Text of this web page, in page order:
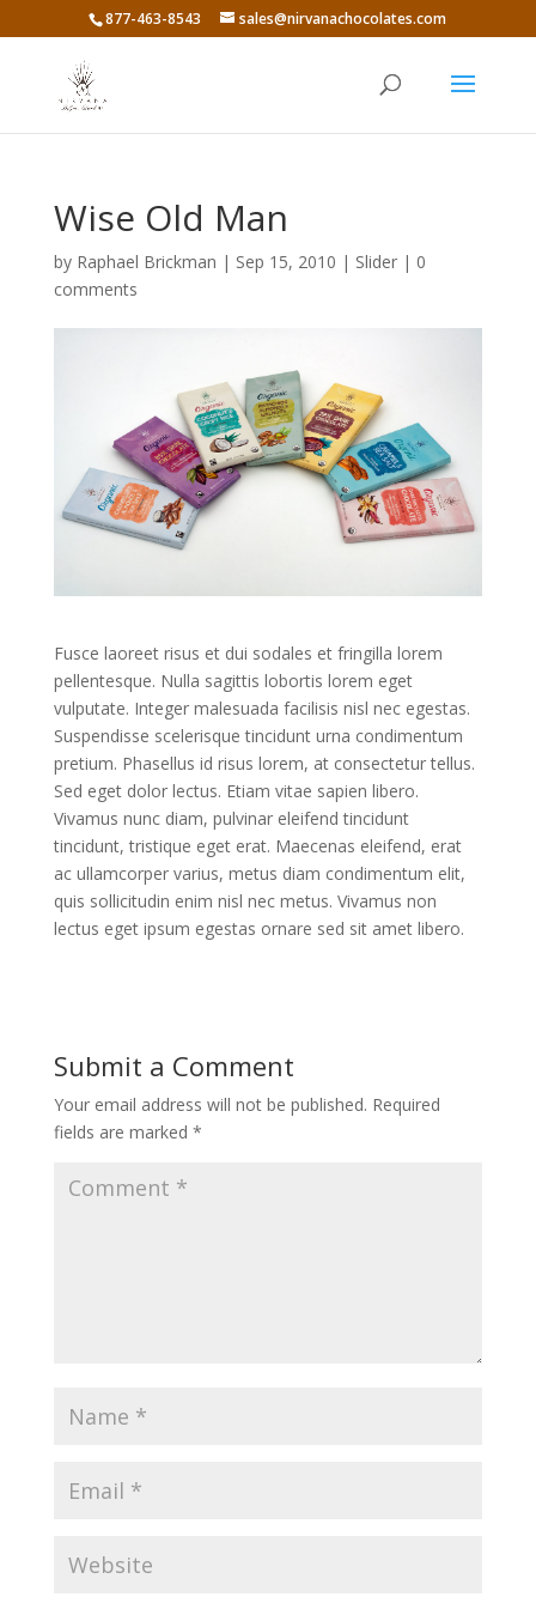
877-463-8543 sales@nirvanachocolates.com
Wise Old Man
by Raphael Brickman | Sep 15, 2010 | Slider| 0
comments
Fusce laoreet risus et dui sodales et fringilla lorem
pellentesque. Nulla sagittis lobortis lorem eget
vulputate. Integer malesuada facilisis nisl nec egestas.
Suspendisse scelerisque tincidunt urna condimentum
pretium. Phasellus id risus lorem, at consectetur tellus.
Sed eget dolor lectus. Etiam vitae sapien libero.
Vivamus nunc diam, pulvinar eleifend tincidunt
tincidunt, tristique eget erat. Maecenas eleifend, erat
ac ullamcorper varius, metus diam condimentum elit,
quis sollicitudin enim nisl nec metus. Vivamus non
lectus eget ipsum egestas ornare sed sit amet libero.
Submit a Comment
Your email address will not be published. Required
fields are marked *